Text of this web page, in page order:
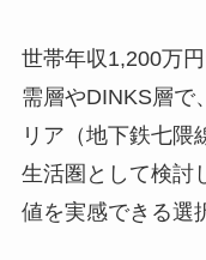
世帯年収1,200万
需層やDINKS層で
リア（地下鉄七隈
生活圏として検討
値を実感できる選